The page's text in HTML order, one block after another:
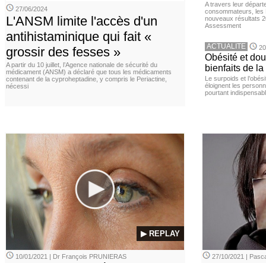
27/06/2024
L'ANSM limite l'accès d'un
antihistaminique qui fait «
grossir des fesses »
A partir du 10 juillet, l’Agence nationale de sécurité du
médicament (ANSM) a déclaré que tous les médicaments
contenant de la cyproheptadine, y compris le Periactine,
nécessi
A travers leur
consommateurs, les
nouveaux résultats
Assessment
ACTUALITE
Obésité et
bienfaits de
Le surpoids et
éloignent les
pourtant
▶ REPLAY
10/01/2021 | Dr François PRUNIERAS 27/10/2021 |